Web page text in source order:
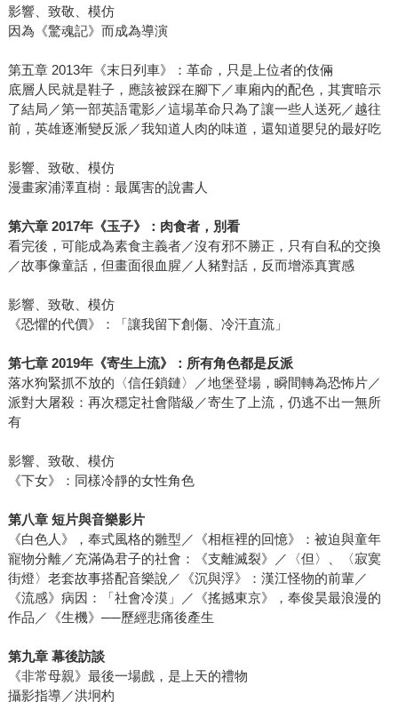
影響、致敬、模仿
因為《驚魂記》而成為導演
第五章 2013年《末日列車》：革命，只是上位者的伎倆
底層人民就是鞋子，應該被踩在腳下／車廂內的配色，其實暗示
了結局／第一部英語電影／這場革命只為了讓一些人送死／越往
前，英雄逐漸變反派／我知道人肉的味道，還知道嬰兒的最好吃
影響、致敬、模仿
漫畫家浦澤直樹：最厲害的說書人
第六章 2017年《玉子》：肉食者，別看
看完後，可能成為素食主義者／沒有邪不勝正，只有自私的交換
／故事像童話，但畫面很血腥／人豬對話，反而增添真實感
影響、致敬、模仿
《恐懼的代價》：「讓我留下創傷、冷汗直流」
第七章 2019年《寄生上流》：所有角色都是反派
落水狗緊抓不放的〈信任鎖鏈〉／地堡登場，瞬間轉為恐怖片／
派對大屠殺：再次穩定社會階級／寄生了上流，仍逃不出一無所
有
影響、致敬、模仿
《下女》：同樣冷靜的女性角色
第八章 短片與音樂影片
《白色人》，奉式風格的雛型／《相框裡的回憶》：被迫與童年
寵物分離／充滿偽君子的社會：《支離滅裂》／〈但〉、〈寂寞
街燈〉老套故事搭配音樂說／《沉與浮》：漢江怪物的前輩／
《流感》病因：「社會冷漠」／《搖撼東京》，奉俊昊最浪漫的
作品／《生機》──歷經悲痛後產生
第九章 幕後訪談
《非常母親》最後一場戲，是上天的禮物
攝影指導／洪坰杓